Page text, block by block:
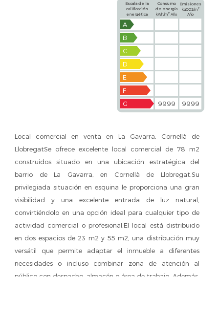
Escala de la
calificación
energética
Consumo
de energía
kWh/m2 Año
Emisiones
kgCO2/m 2
Año
A
B
C
D
E
F
G
9999 9999
Local comercial en venta en La Gavarra, Cornellà de
LlobregatSe ofrece excelente local comercial de 78 m2
construidos situado en una ubicación estratégica del
barrio de La Gavarra, en Cornellà de Llobregat.Su
privilegiada situación en esquina le proporciona una gran
visibilidad y una excelente entrada de luz natural,
convirtiéndolo en una opción ideal para cualquier tipo de
actividad comercial o profesional.El local está distribuido
en dos espacios de 23 m2 y 55 m2, una distribución muy
versátil que permite adaptar el inmueble a diferentes
necesidades o incluso combinar zona de atención al
público con despacho, almacén o área de trabajo. Además,